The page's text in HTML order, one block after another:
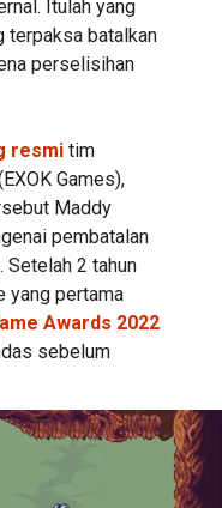
Itulah yang
terpaksa batalkan
perselisihan
resmitim
Games),
Maddy
pembatalan
Setelah 2 tahun
yang pertama
Awards 2022
sebelum